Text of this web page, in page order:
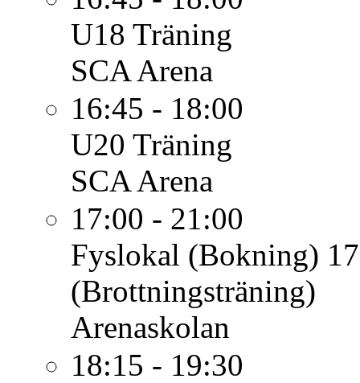
U18 Träning
SCA Arena
16:45 - 18:00
U20 Träning
SCA Arena
17:00 - 21:00
Fyslokal (Bokning)
(Brottningsträning)
Arenaskolan
18:15 - 19:30